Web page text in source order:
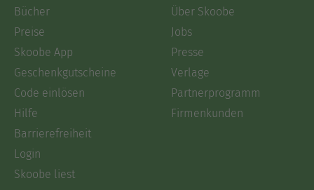
Bücher
Preise
Skoobe App
Geschenkgutscheine
Code einlösen
Hilfe
Barrierefreiheit
Login
Skoobe liest
Über Skoobe
Jobs
Presse
Verlage
Partnerprogramm
Firmenkunden